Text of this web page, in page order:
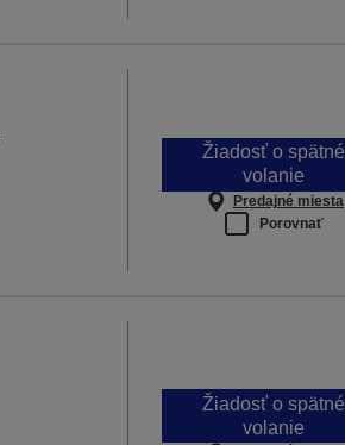
Žiadosť o spätné
volanie
Predajné miesta
Porovnať
Žiadosť o spätné
volanie